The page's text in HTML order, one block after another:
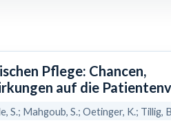
Pflege: Chancen,
auf die
S.; Mahgoub, S.; Oetinger, K.; Tillig,